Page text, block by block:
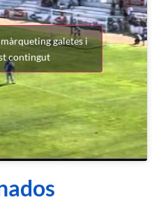
galetes i
contingut